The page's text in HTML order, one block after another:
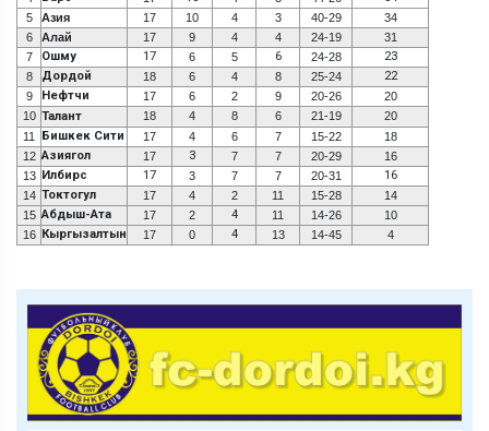
5 Азия 17 10 4 3 40-29
34
6
Алай 17 9 4 4 24-19
31
7
Ошму 17 6 5 6 24-28 23
8 Дордой 18 6 4 8 25-24 22
9 Нефтчи 17 6 2 9 20-26
20
10 Талант 18 4 8 6 21-19
20
11
Бишкек Сити 17 4 6 7 15-22
18
12 Азиягол 17 3 7 7 20-29
16
13 Илбирс 17 3 7 7 20-31 16
14 Токтогул 17 4 2 11 15-28
14
15 Абдыш-Ата 17 2 4 11 14-26
10
16 Кыргызалтын 17 0 4 13 14-45 4